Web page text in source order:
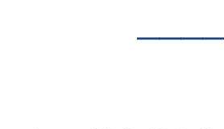
――――